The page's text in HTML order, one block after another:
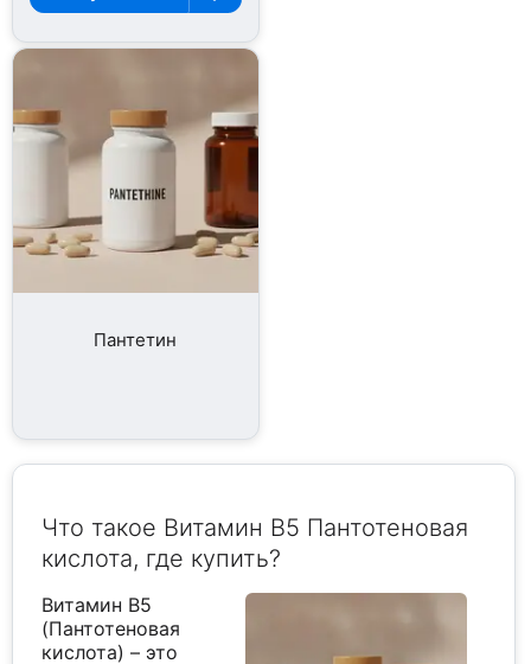
Пантетин
Что такое Витамин B5 Пантотеновая
кислота, где купить?
Витамин B5
(Пантотеновая
кислота) – это